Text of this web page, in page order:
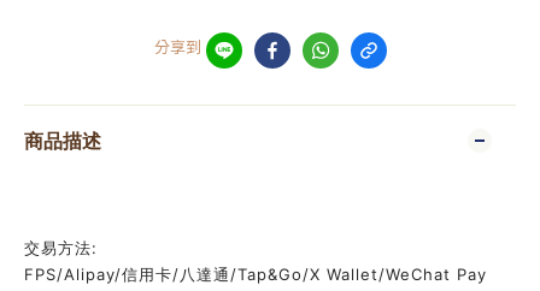
分享到
商品描述
交易方法:
FPS/Alipay/信用卡/八達通/Tap&Go/X Wallet/WeChat Pay